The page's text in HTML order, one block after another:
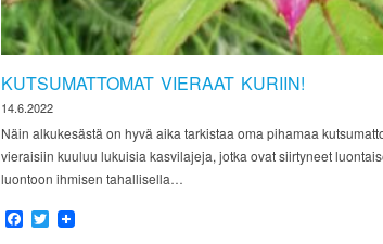
KUTSUMATTOMAT VIERAAT KURIIN!
14.6.2022
Näin alkukesästä on hyvä aika tarkistaa oma pihamaa
vieraisiin kuuluu lukuisia kasvilajeja, jotka ovat siirtyneet
luontoon ihmisen tahallisella…
Facebook
Twitter